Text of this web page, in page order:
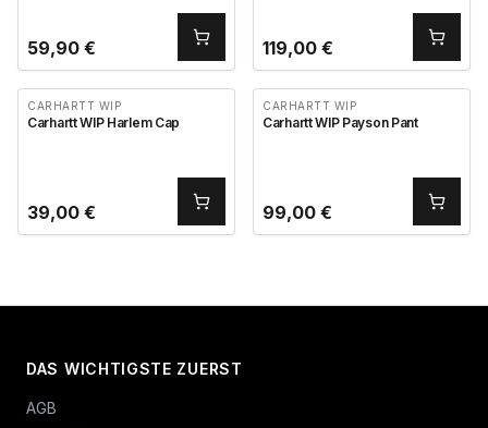
59,90 € 119,00 €
CARHARTT WIP
Carhartt WIP Harlem Cap
39,00 €
CARHARTT WIP
Carhartt WIP Payson Pant
99,00 €
DAS WICHTIGSTE ZUERST
AGB